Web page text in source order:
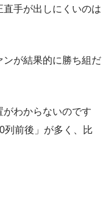
手が出しにくいのは
が結果的に勝ち組だ
わからないのです
列前後」が多く、比